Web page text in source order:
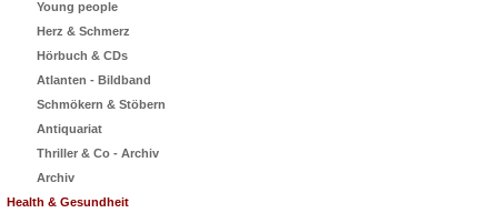
Young people
Herz & Schmerz
Hörbuch & CDs
Atlanten - Bildband
Schmökern & Stöbern
Antiquariat
Thriller & Co - Archiv
Archiv
Health & Gesundheit